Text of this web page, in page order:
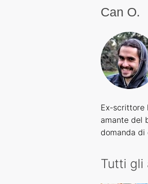
Can O.
Ex-scrittore
amante del
domanda di
Tutti gli